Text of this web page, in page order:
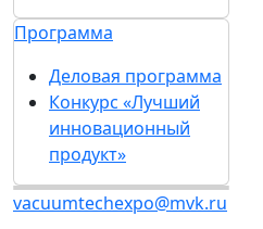
Программа
Деловая программа
Конкурс «Лучший
инновационный
продукт»
vacuumtechexpo@mvk.ru